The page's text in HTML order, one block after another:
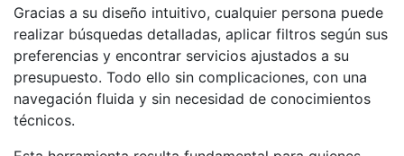
Gracias a su diseño intuitivo, cualquier persona puede
realizar búsquedas detalladas, aplicar filtros según sus
preferencias y encontrar servicios ajustados a su
presupuesto. Todo ello sin complicaciones, con una
navegación fluida y sin necesidad de conocimientos
técnicos.